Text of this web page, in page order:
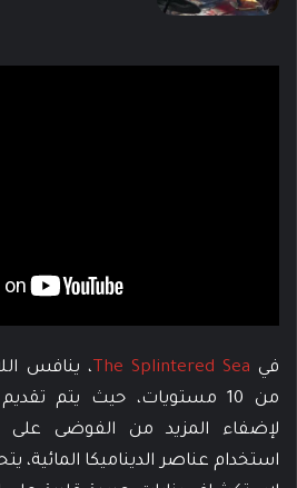
في The Splintered Sea ، ينافس
من 10 مستويات، حيث يتم
لإضفاء المزيد من الفوضى على
استخدام عناصر الديناميكا المائية،